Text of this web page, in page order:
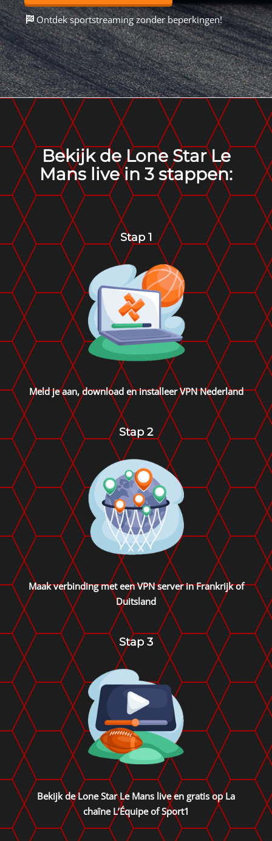
Ontdek sportstreaming zonder beperkingen!
Bekijk de Lone Star Le
Mans live in 3 stappen:
Stap 1
Meld je aan, download en installeerVPN Nederland
Stap 2
Maak verbinding met een VPN server in Frankrijk of
Duitsland
Stap 3
Bekijk de Lone Star Le Mans live en gratis op La
chaîne L’Équipe of Sport1